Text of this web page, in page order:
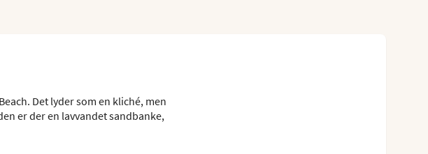
Det lyder som en kliché, men
er der en lavvandet sandbanke,